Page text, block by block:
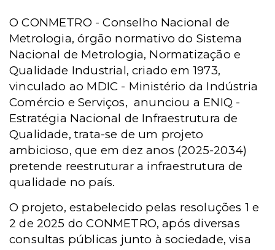
OCONMETRO -Conselho Nacional de
Metrologia, órgão normativo do Sistema
Nacional de Metrologia, Normatização e
Qualidade Industrial, criado em 1973,
vinculado ao MDIC - Ministério da Indústria
Comércio e Serviços, anunciou a ENIQ -
Estratégia Nacional de Infraestrutura de
Qualidade, trata-se de um projeto
ambicioso, que em dez anos (2025-2034)
pretende reestruturar a infraestrutura de
qualidade no país.
O projeto, estabelecido pelas resoluções 1 e
2 de 2025 do CONMETRO, após diversas
consultas públicas junto à sociedade, visa